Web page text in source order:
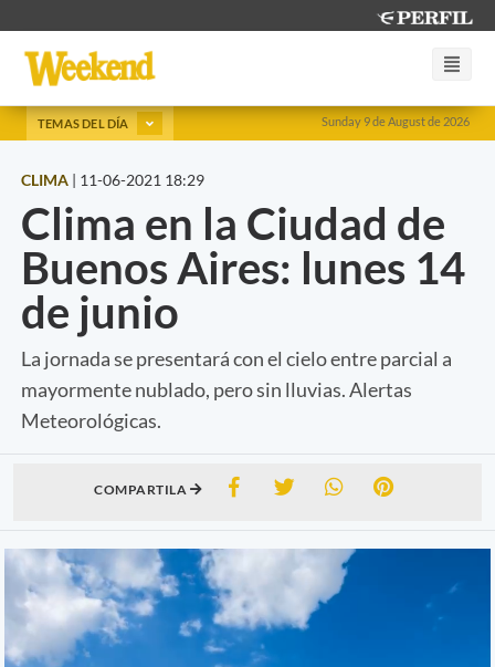
Sunday 9 de August de 2026
TEMAS DEL DÍA
CLIMA | 11-06-2021 18:29
Clima en la Ciudad de
Buenos Aires: lunes 14
de junio
La jornada se presentará con el cielo entre parcial a
mayormente nublado, pero sin lluvias. Alertas
Meteorológicas.
COMPARTILA